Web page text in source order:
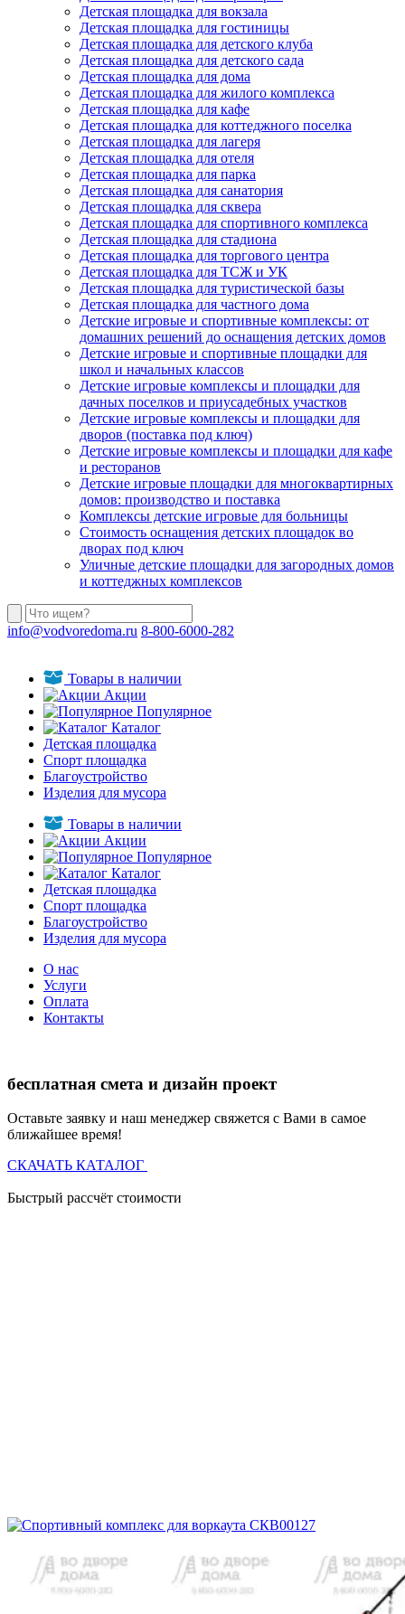
Детская площадка для вокзала
Детская площадка для гостиницы
Детская площадка для детского клуба
Детская площадка для детского сада
Детская площадка для дома
Детская площадка для жилого комплекса
Детская площадка для кафе
Детская площадка для коттеджного поселка
Детская площадка для лагеря
Детская площадка для отеля
Детская площадка для парка
Детская площадка для санатория
Детская площадка для сквера
Детская площадка для спортивного комплекса
Детская площадка для стадиона
Детская площадка для торгового центра
Детская площадка для ТСЖ и УК
Детская площадка для туристической базы
Детская площадка для частного дома
Детские игровые и спортивные комплексы: от
домашних решений до оснащения детских домов
Детские игровые и спортивные площадки для
школ и начальных классов
Детские игровые комплексы и площадки для
дачных поселков и приусадебных участков
Детские игровые комплексы и площадки для
дворов (поставка под ключ)
Детские игровые комплексы и площадки для кафе
и ресторанов
Детские игровые площадки для многоквартирных
домов: производство и поставка
Комплексы детские игровые для больницы
Стоимость оснащения детских площадок во
дворах под ключ
Уличные детские площадки для загородных домов
и коттеджных комплексов
info@vodvoredoma.ru 8-800-6000-282
Товары в наличии
Акции
Популярное
Каталог
Детская площадка
Спорт площадка
Благоустройство
Изделия для мусора
Товары в наличии
Акции
Популярное
Каталог
Детская площадка
Спорт площадка
Благоустройство
Изделия для мусора
О нас
Услуги
Оплата
Контакты
бесплатная смета и дизайн проект
Оставьте заявку и наш менеджер свяжется с Вами в самое
ближайшее время!
СКАЧАТЬ КАТАЛОГ
Быстрый рассчёт стоимости